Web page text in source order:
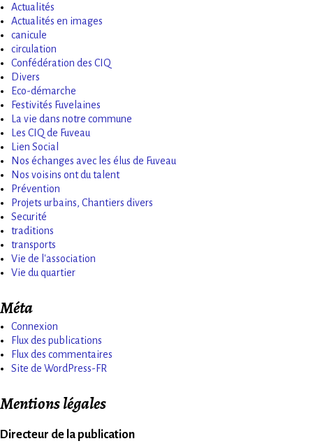
Actualités
Actualités en images
canicule
circulation
Confédération des CIQ
Divers
Eco-démarche
Festivités Fuvelaines
La vie dans notre commune
Les CIQ de Fuveau
Lien Social
Nos échanges avec les élus de Fuveau
Nos voisins ont du talent
Prévention
Projets urbains, Chantiers divers
Securité
traditions
transports
Vie de l'association
Vie du quartier
Méta
Connexion
Flux des publications
Flux des commentaires
Site de WordPress-FR
Mentions légales
Directeur de la publication